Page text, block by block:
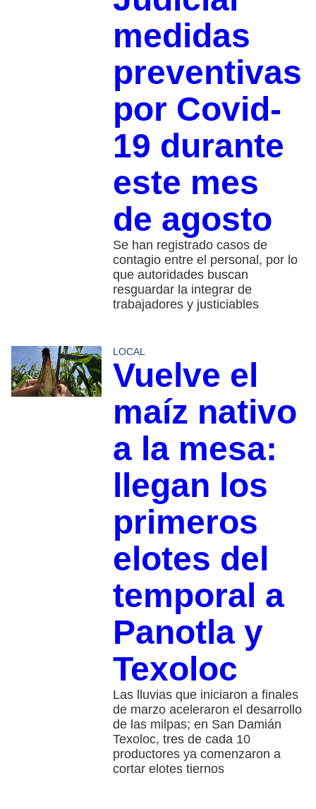
medidas
preventivas
por Covid-
19 durante
este mes
de agosto
Se han registrado casos de
contagio entre el personal, por lo
que autoridades buscan
resguardar la integrar de
trabajadores y justiciables
LOCAL
Vuelve el
maíz nativo
a la mesa:
llegan los
primeros
elotes del
temporal a
Panotla y
Texoloc
Las lluvias que iniciaron a finales
de marzo aceleraron el desarrollo
de las milpas; en San Damián
Texoloc, tres de cada 10
productores ya comenzaron a
cortar elotes tiernos